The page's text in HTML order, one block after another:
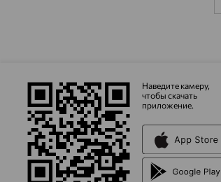
Наведите камеру,
чтобы скачать
приложение.